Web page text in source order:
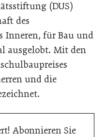
(DUS)
des
Inneren, für Bau und
ausgelobt. Mit den
und die
Abonnieren Sie